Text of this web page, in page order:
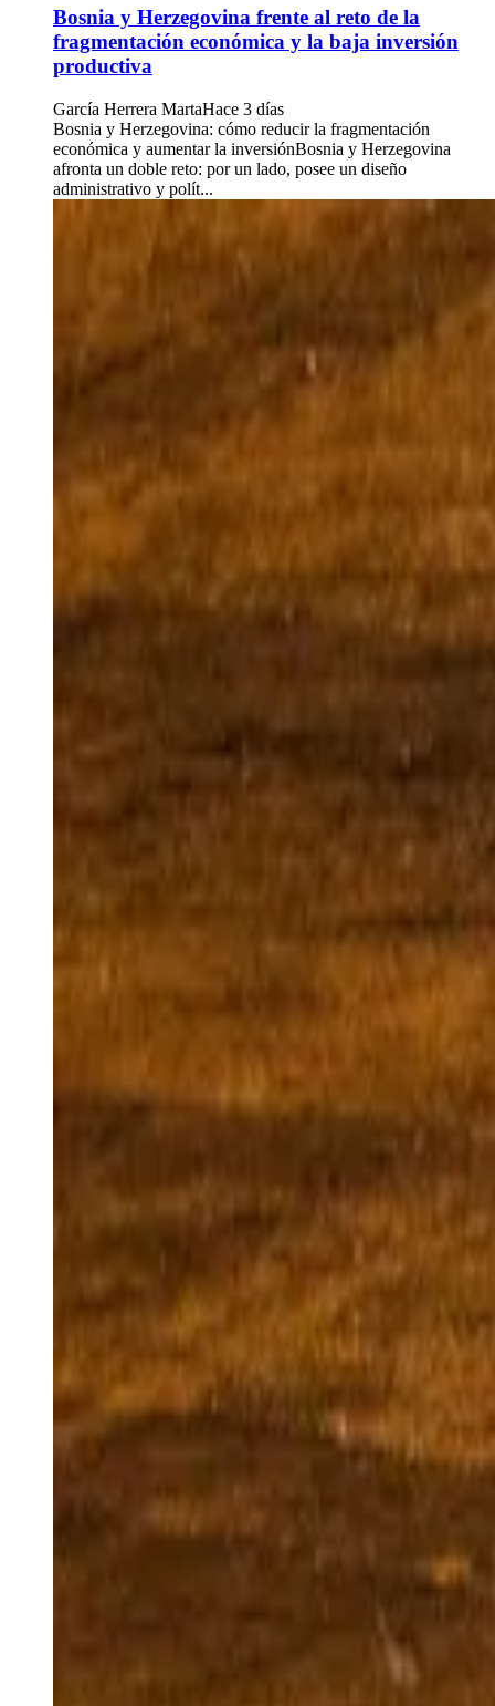
Bosnia y Herzegovina frente al reto de la
fragmentación económica y la baja inversión
productiva
García Herrera MartaHace 3 días
Bosnia y Herzegovina: cómo reducir la fragmentación
económica y aumentar la inversiónBosnia y Herzegovina
afronta un doble reto: por un lado, posee un diseño
administrativo y polít...